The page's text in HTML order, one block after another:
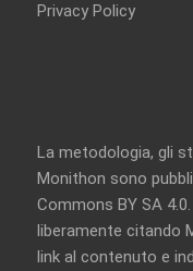
Privacy Policy
La metodologia, gli
Monithon sono
Commons BY SA 4.0
liberamente citando
link al contenuto e